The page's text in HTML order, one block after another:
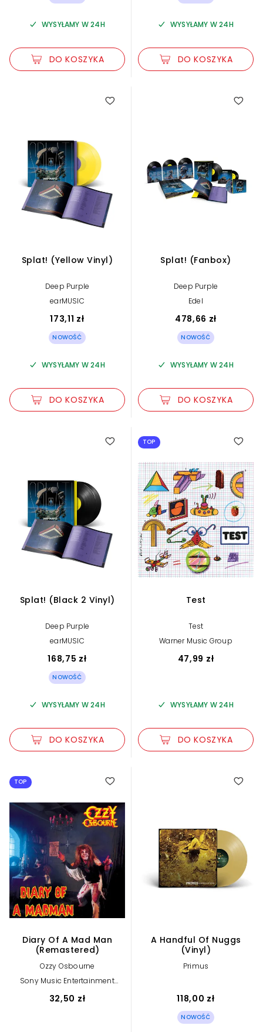
WYSYŁAMY W 24H
DO KOSZYKA
WYSYŁAMY W 24H
DO KOSZYKA
Splat! (Yellow Vinyl)
Deep Purple
earMUSIC
173,11 zł
NOWOŚĆ
WYSYŁAMY W 24H
DO KOSZYKA
Splat! (Fanbox)
Deep Purple
Edel
478,66 zł
NOWOŚĆ
WYSYŁAMY W 24H
DO KOSZYKA
Splat! (Black 2 Vinyl)
Deep Purple
earMUSIC
168,75 zł
NOWOŚĆ
WYSYŁAMY W 24H
DO KOSZYKA
TOP
Test
Test
Warner Music Group
47,99 zł
WYSYŁAMY W 24H
DO KOSZYKA
TOP
Diary Of A Mad Man
(Remastered)
Ozzy Osbourne
Sony Music Entertainment
32,50 zł
A Handful Of Nuggs
(Vinyl)
Primus
118,00 zł
NOWOŚĆ